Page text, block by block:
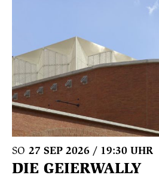
SO 27 SEP 2026 / 19:30 UHR
DIE GEIERWALLY